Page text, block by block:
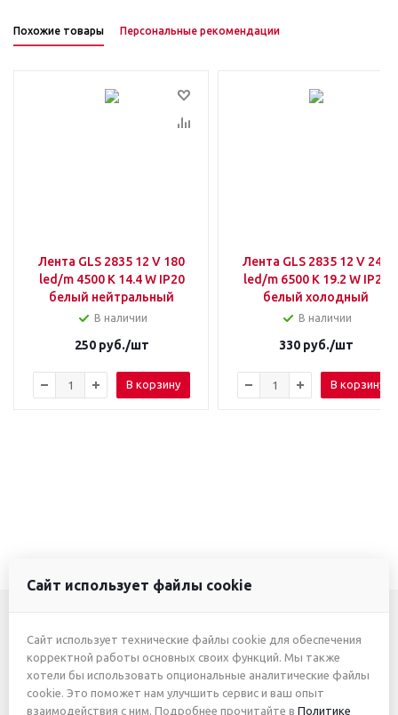
Похожие товары Персональные рекомендации
Лента GLS 2835 12 V 180
led/m 4500 К 14.4 W IP20
белый нейтральный
В наличии
250руб./шт
В корзину
Лента GLS 2835 12 V 240
led/m 6500 К 19.2 W IP20
белый холодный
В наличии
330руб./шт
В корзину
+7 (3412) 46-7777
+7 (912) 746-00-77
Сайт использует файлы cookie
Сайт использует технические файлы cookie для обеспечения
корректной работы основных своих функций. Мы также
хотели бы использовать опциональные аналитические файлы
cookie. Это поможет нам улучшить сервис и ваш опыт
взаимодействия с ним. Подробнее прочитайте в Политике